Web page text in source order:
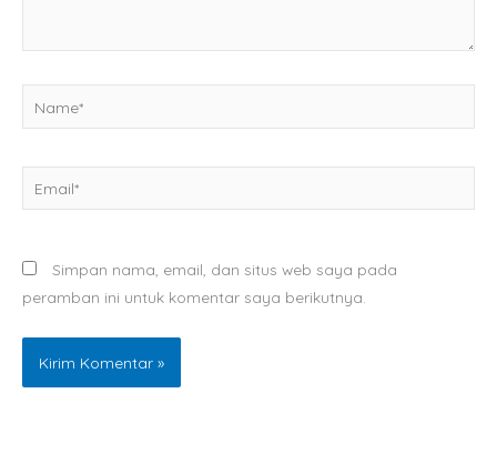
Simpan nama, email, dan situs web saya pada
peramban ini untuk komentar saya berikutnya.